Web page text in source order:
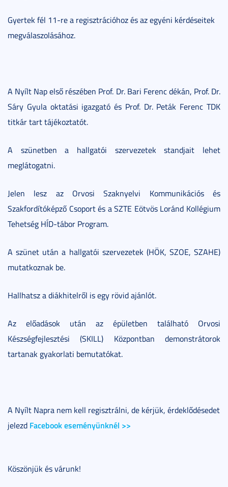
Gyertek fél 11-re a regisztrációhoz és az egyéni kérdéseitek
megválaszolásához.
A Nyílt Nap első részében Prof. Dr. Bari Ferenc dékán, Prof. Dr.
Sáry Gyula oktatási igazgató és Prof. Dr. Peták Ferenc TDK
titkár tart tájékoztatót.
A szünetben a hallgatói szervezetek standjait lehet
meglátogatni.
Jelen lesz az Orvosi Szaknyelvi Kommunikációs és
Szakfordítóképző Csoport és a SZTE Eötvös Loránd Kollégium
Tehetség HÍD-tábor Program.
A szünet után a hallgatói szervezetek (HÖK, SZOE, SZAHE)
mutatkoznak be.
Hallhatsz a diákhitelről is egy rövid ajánlót.
Az előadások után az épületben található Orvosi
Készségfejlesztési (SKILL) Központban demonstrátorok
tartanak gyakorlati bemutatókat.
A Nyílt Napra nem kell regisztrálni, de kérjük, érdeklődésedet
jelezd Facebook eseményünknél >>
Köszönjük és várunk!